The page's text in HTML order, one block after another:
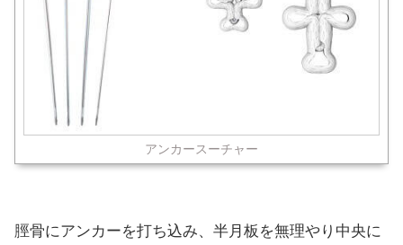
アンカースーチャー
脛骨にアンカーを打ち込み、半月板を無理やり中央に